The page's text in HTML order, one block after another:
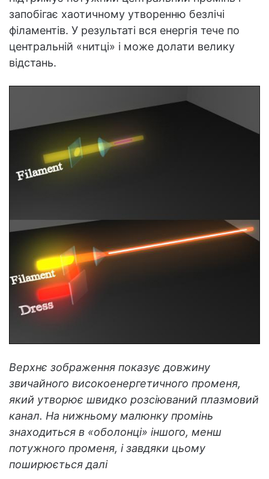
запобігає хаотичному утворенню безлічі
філаментів. У результаті вся енергія тече по
центральній «нитці» і може долати велику
відстань.
Верхнє зображення показує довжину
звичайного високоенергетичного променя,
який утворює швидко розсіюваний плазмовий
канал. На нижньому малюнку промінь
знаходиться в «оболонці» іншого, менш
потужного променя, і завдяки цьому
поширюється далі